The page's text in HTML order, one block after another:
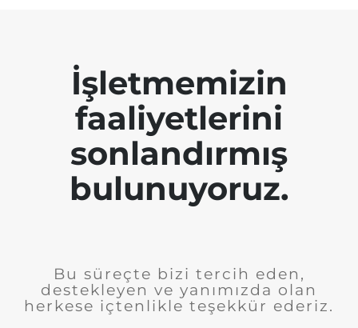
İşletmemizin
faaliyetlerini
sonlandırmış
bulunuyoruz.
Bu süreçte bizi tercih eden,
destekleyen ve yanımızda olan
herkese içtenlikle teşekkür ederiz.